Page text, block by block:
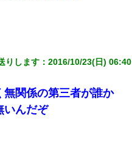
に胸を揉ませた結果・・・
転職した」とSNSで呟いた
がLINEを送ってきた。
りします ：2016/10/23(日)
関係の第三者が誰か
いんだぞ